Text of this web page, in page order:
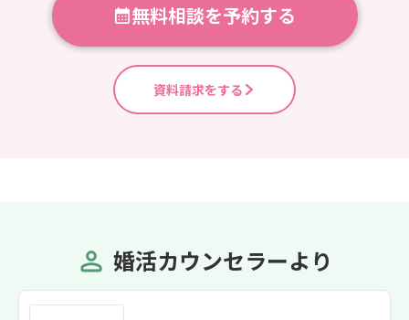
無料相談を予約する
資料請求をする
婚活カウンセラーより